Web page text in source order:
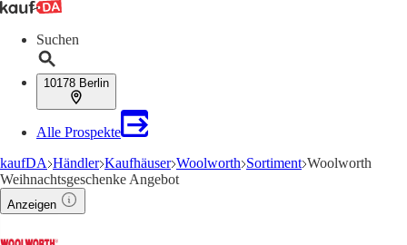
Suchen
10178 Berlin
Alle Prospekte
kaufDA Händler Kaufhäuser Woolworth Sortiment Woolworth
Weihnachtsgeschenke Angebot
Anzeigen